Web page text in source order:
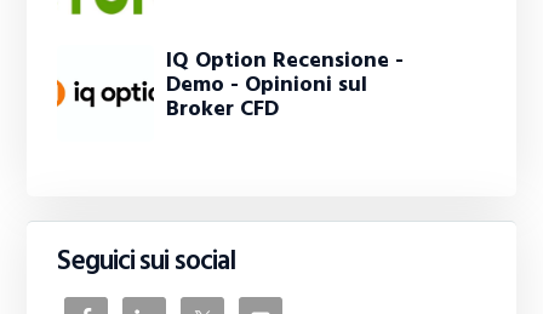
IQ Option Recensione -
Demo - Opinioni sul
Broker CFD
Seguici sui social